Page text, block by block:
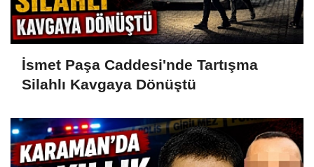
İsmet Paşa Caddesi'nde Tartışma
Silahlı Kavgaya Dönüştü